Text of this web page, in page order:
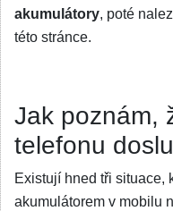
akumulátory, poté
této stránce.
Jak poznám,
telefonu
Existují hned tři situace,
akumulátorem v mobilu